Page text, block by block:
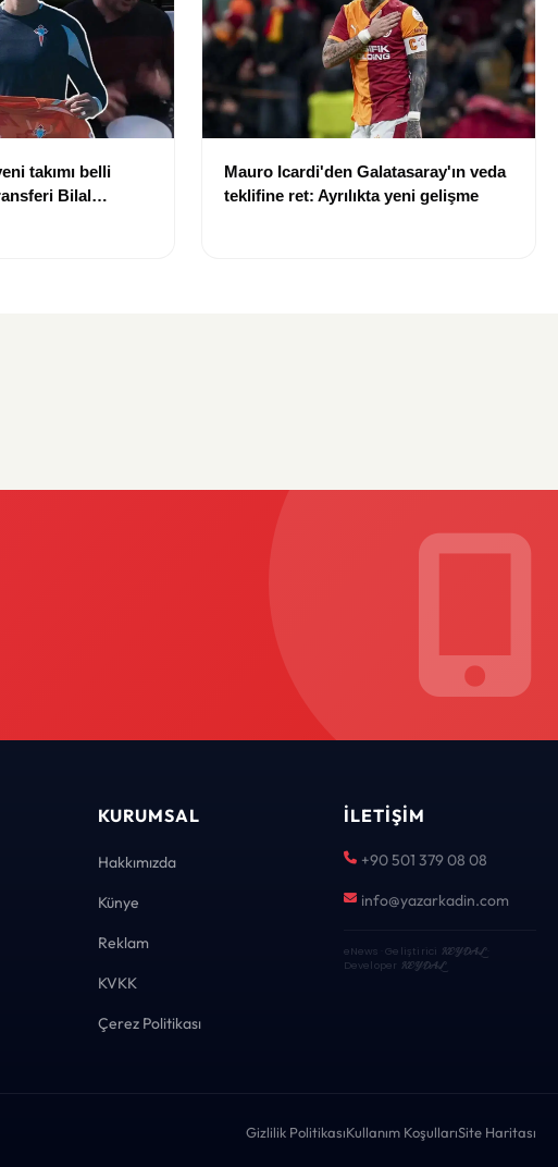
takımı belli
Bilal
Mauro Icardi'den Galatasaray'ın veda
teklifine ret: Ayrılıkta yeni gelişme
KURUMSAL
Hakkımızda
Künye
Reklam
KVKK
Çerez Politikası
İLETIŞIM
+90 501 379 08 08
info@yazarkadin.com
eNews · Geliştirici KEYDAL·
Developer KEYDAL
Gizlilik PolitikasıKullanım KoşullarıSite Haritası